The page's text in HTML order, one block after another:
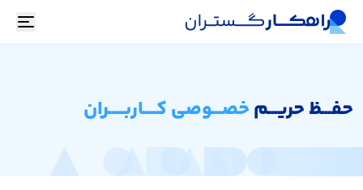
حفـــظ حریـــمخصـــوصی کــــاربـــــران